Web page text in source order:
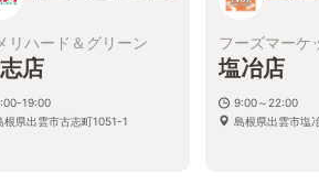
リハード＆グリーン
店
19:00
根県出雲市古志町1051-1
フーズマーケ
塩冶店
9:00～22:00
島根県出雲市塩